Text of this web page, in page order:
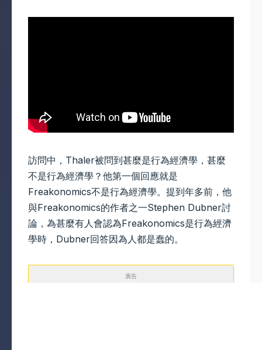
訪問中，Thaler被問到甚麼是行為經濟學，甚麼
不是行為經濟學？他第一個回應就是
Freakonomics不是行為經濟學。提到年多前，他
與Freakonomics的作者之一Stephen Dubner討
論，為甚麼有人會認為Freakonomics是行為經濟
學時，Dubner回答因為人都是蠢的。
廣告